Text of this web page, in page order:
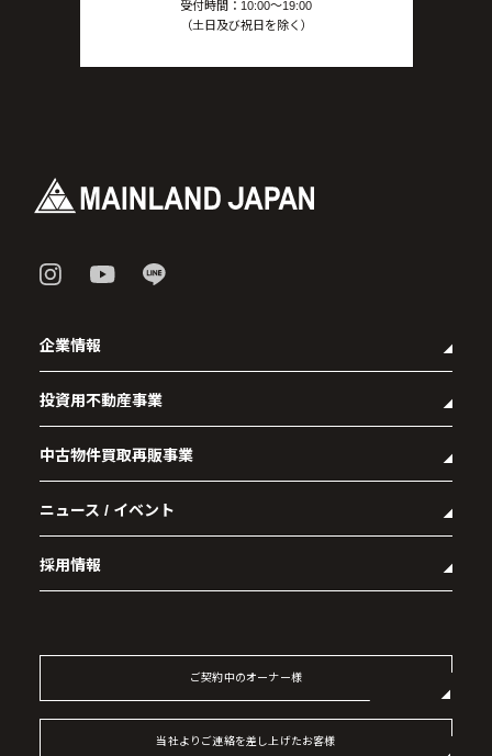
受付時間：10:00〜19:00
（土日及び祝日を除く）
企業情報
- 企業理念
- 代表メッセージ
- 会社概要
- アクセス
- 社会貢献活動
投資用不動産事業
- マンション経営をお考えの方へ
- メインランドグループの強み
- オーナーズデータ
- 資産運用型マンション メインステージシリーズ
中古物件買取再販事業
- RE:MAIN
- リノベーション物件一覧
- リノベーション物件お問い合わせ
ニュース / イベント
採用情報
- 記事一覧
ご契約中のオーナー様
当社よりご連絡を差し上げたお客様